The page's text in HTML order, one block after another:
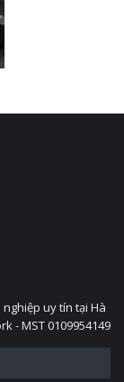
uy tín tại Hà
- MST 0109954149